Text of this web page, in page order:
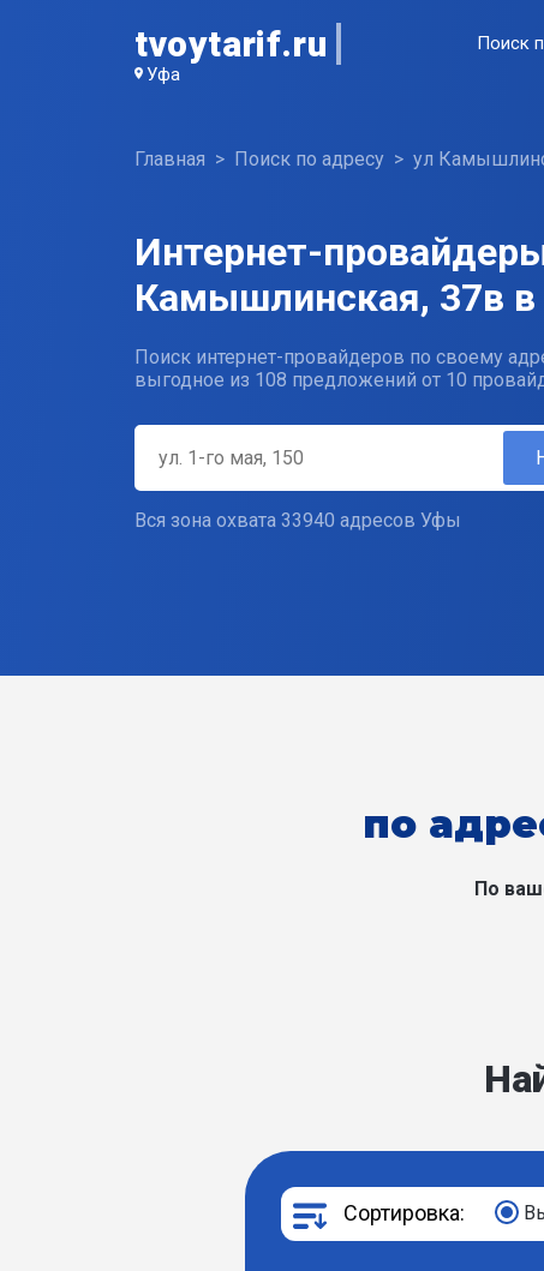
tvoytarif.ru
Уфа
Поиск
Главная Поиск по адресу ул
Интернет-
Камышлинская, 37в
Поиск интернет-провайдеров по своему
выгодное из 108 предложений от 10
Вся зона охвата 33940 адресов Уфы
по
По
Сортировка: